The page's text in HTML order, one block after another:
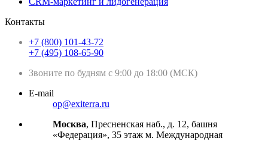
Контакты
+7 (800) 101-43-72
+7 (495) 108-65-90
Звоните по будням с 9:00 до 18:00 (МСК)
E-mail
op@exiterra.ru
Москва, Пресненская наб., д. 12, башня
«Федерация», 35 этаж м. Международная